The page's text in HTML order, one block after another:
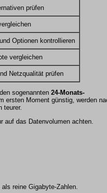
prüfen
Optionen kontrollieren
vergleichen
Netzqualität prüfen
sogenannten 24-Monats-
ersten Moment günstig, werden
teurer.
auf das Datenvolumen achten.
reine Gigabyte-Zahlen.